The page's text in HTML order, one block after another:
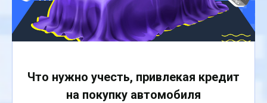
Что нужно учесть, привлекая кредит
на покупку автомобиля